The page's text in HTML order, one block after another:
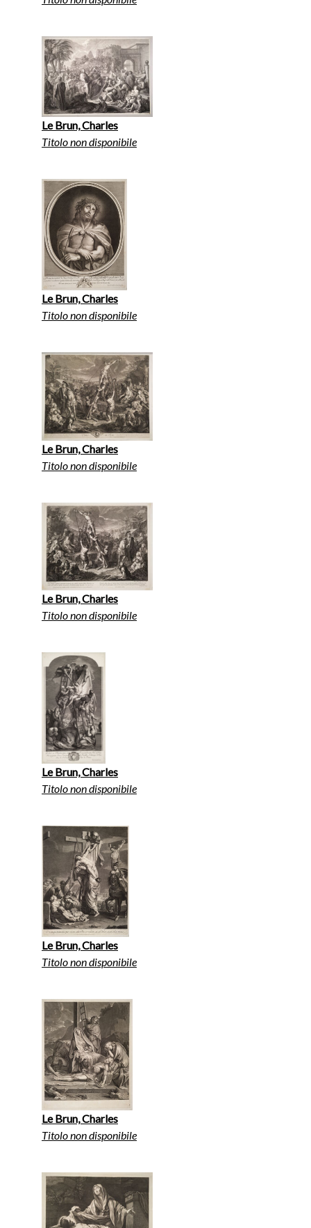
Le Brun, Charles
Titolo non disponibile
Le Brun, Charles
Titolo non disponibile
Le Brun, Charles
Titolo non disponibile
Le Brun, Charles
Titolo non disponibile
Le Brun, Charles
Titolo non disponibile
Le Brun, Charles
Titolo non disponibile
Le Brun, Charles
Titolo non disponibile